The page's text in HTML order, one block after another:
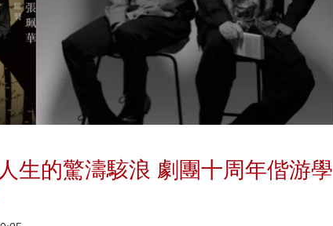
生的驚濤駭浪 劇團十周年偕游學